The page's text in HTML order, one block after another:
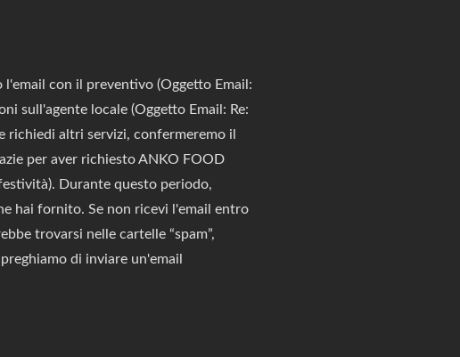
con il preventivo (Oggetto Email:
sull'agente locale (Oggetto Email: Re:
richiedi altri servizi, confermeremo il
per aver richiesto ANKO FOOD
Durante questo periodo,
hai fornito. Se non ricevi l'email entro
trovarsi nelle cartelle “spam”,
di inviare un'email